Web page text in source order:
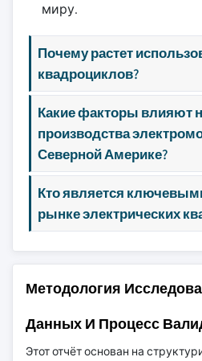
миру.
Почему растет
квадроциклов?
Какие факторы влияют
производства
Северной Америке?
Кто является
рынке электрических
Методология
Данных И Процесс
Этот отчёт основан на